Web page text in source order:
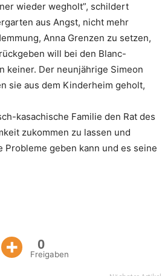
wieder wegholt”, schildert
aus Angst, nicht mehr
Anna Grenzen zu setzen,
will bei den Blanc-
keiner. Der neunjährige Simeon
sie aus dem Kinderheim geholt,
kasachische Familie den Rat des
zukommen zu lassen und
Probleme geben kann und es seine
0
Freigaben